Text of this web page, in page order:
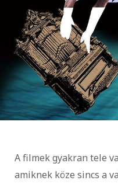
A filmek gyakran tele
amiknek köze sincs a